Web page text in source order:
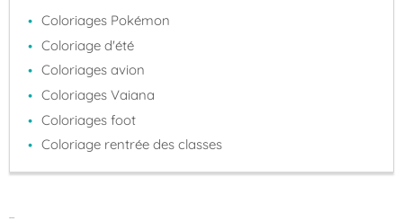
Coloriages Pokémon
Coloriage d'été
Coloriages avion
Coloriages Vaiana
Coloriages foot
Coloriage rentrée des classes